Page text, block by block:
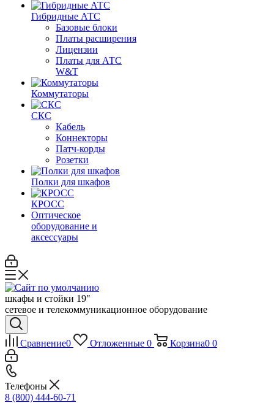
Гибридные АТС
Базовые блоки
Платы расширения
Лицензии
Платы для АТС
W&T
Коммутаторы
СКС
Кабель
Коннекторы
Патч-корды
Розетки
Полки для шкафов
КРОСС
Оптическое
оборудование и
аксессуары
шкафы и стойки 19"
сетевое и телекоммуникационное оборудование
Сравнение0 Отложенные 0 Корзина0 0
Телефоны
8 (800) 444-60-71